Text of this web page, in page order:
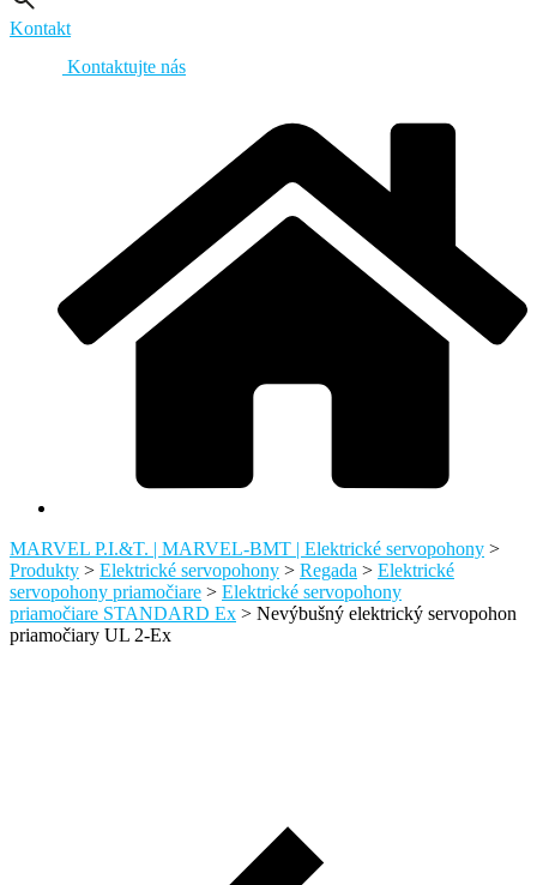
Kontakt
Kontaktujte nás
MARVEL P.I.&T. | MARVEL-BMT | Elektrické servopohony >
Produkty > Elektrické servopohony > Regada > Elektrické
servopohony priamočiare > Elektrické servopohony
priamočiare STANDARD Ex > Nevýbušný elektrický servopohon
priamočiary UL 2-Ex